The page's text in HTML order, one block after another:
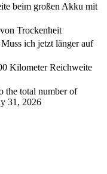
beim großen Akku mit
Trockenheit
ich jetzt länger auf
Kilometer Reichweite
the total number of
31, 2026